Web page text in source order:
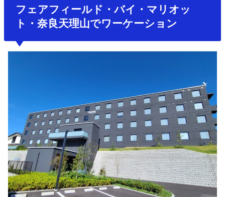
フェアフィールド・バイ・マリオッ
ト・奈良天理山でワーケーション